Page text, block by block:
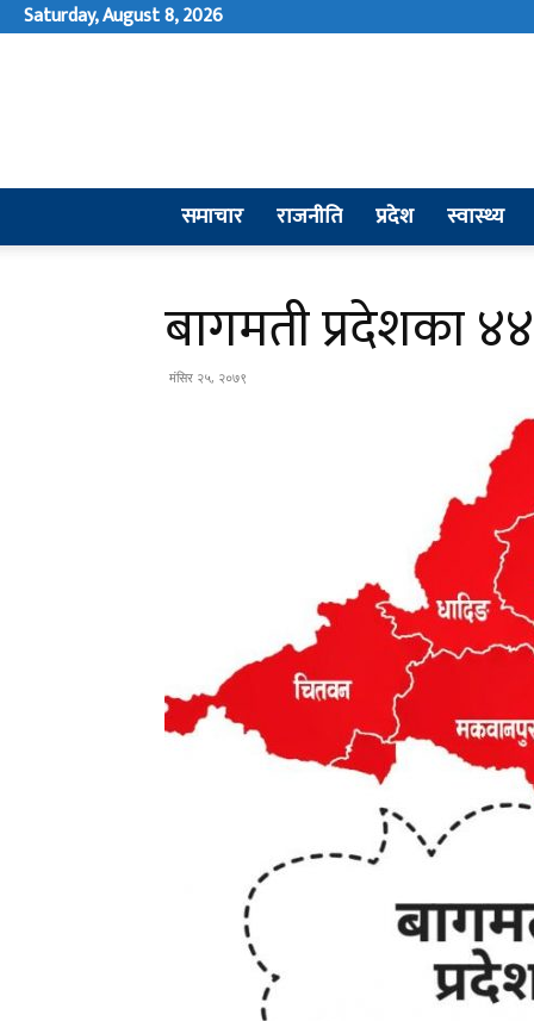
Saturday, August 8, 2026
समाचार राजनीति प्रदेश स्वास्थ्य
बागमती प्रदेशका
मंसिर २५, २०७९